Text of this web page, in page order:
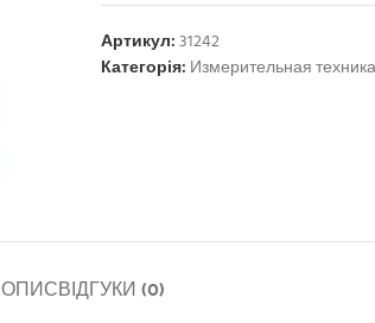
Артикул:31242
Категорія: Измерительная техника
ОПИСВІДГУКИ (0)